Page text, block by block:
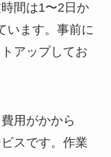
間は1〜2日か
います。事前に
アップしてお
用がかから
スです。作業